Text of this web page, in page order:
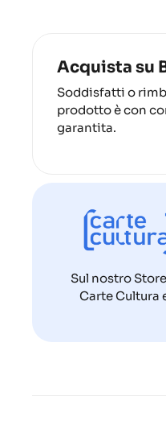
Acquista su
Soddisfatti o
prodotto è con
garantita.
Sul nostro
Carte Cultura